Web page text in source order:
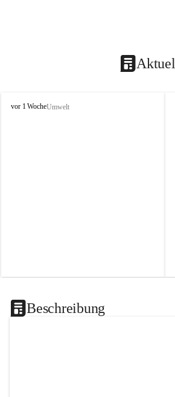
V
vor 1 WocheUmwelt
Beschreibung